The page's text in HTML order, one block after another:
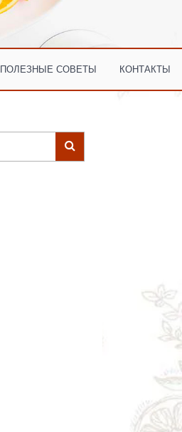
ПОЛЕЗНЫЕ СОВЕТЫ КОНТАКТЫ